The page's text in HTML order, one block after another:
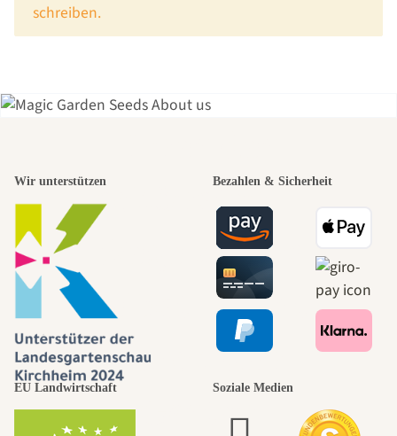
schreiben.
schönsten
Wege zu uns
selbst führt
durch den
Garten
Wir unterstützen Bezahlen & Sicherheit
EU Landwirtschaft Soziale Medien